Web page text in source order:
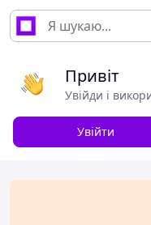
Привіт
Увійди і
Увійти